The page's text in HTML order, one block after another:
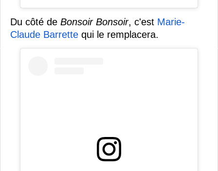
Du côté de Bonsoir Bonsoir, c'est Marie-
Claude Barrette qui le remplacera.